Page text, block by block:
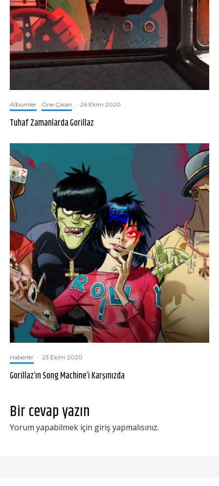
Albümler Öne Çıkan · 26 Ekim 2020
Tuhaf Zamanlarda Gorillaz
Haberler · 23 Ekim 2020
Gorillaz’ın Song Machine’i Karşınızda
Bir cevap yazın
Yorum yapabilmek için giriş yapmalısınız.